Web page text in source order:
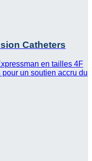
Catheters
en tailles 4F
un soutien accru du